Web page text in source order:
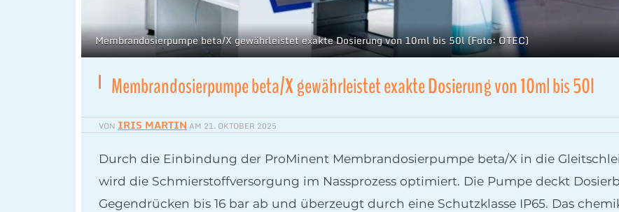
Membrandosierpumpe beta/X gewährleistet exakte Dosierung von 10ml bis 50l (Foto: OTEC)
Membrandosierpumpe beta/X gewährleistet exakte Dosierung von 10ml bis 50l
VON IRIS MARTIN AM 21. OKTOBER 2025
Durch die Einbindung der ProMinent Membrandosierpumpe beta/X in die
wird die Schmierstoffversorgung im Nassprozess optimiert. Die Pumpe deckt
Gegen­drücken bis 16 bar ab und überzeugt durch eine Schutzklasse IP65. Das